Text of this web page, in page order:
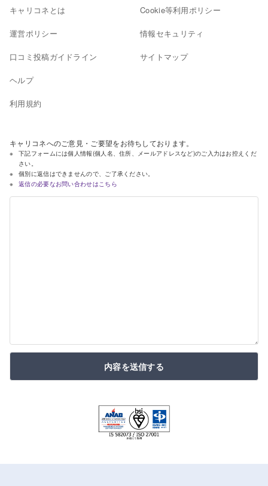
キャリコネとは
運営ポリシー
口コミ投稿ガイドライン
ヘルプ
利用規約
Cookie等利用ポリシー
情報セキュリティ
サイトマップ
キャリコネへのご意見・ご要望をお待ちしております。
下記フォームには個人情報(個人名、住所、メールアドレスなど)のご入力はお控えくだ
さい。
個別に返信はできませんので、ご了承ください。
返信の必要なお問い合わせはこちら
内容を送信する